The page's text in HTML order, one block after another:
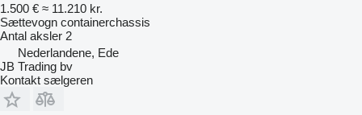
1.500 € ≈ 11.210 kr.
Sættevogn containerchassis
Antal aksler 2
Nederlandene, Ede
JB Trading bv
Kontakt sælgeren